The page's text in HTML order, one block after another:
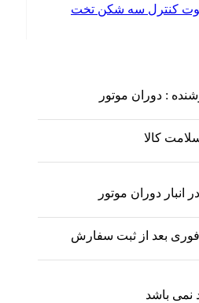
کنترل سه شکن تخت
: دوران موتور
سلامت کالا
انبار دوران موتور
بعد از ثبت سفارش
نمی باشد